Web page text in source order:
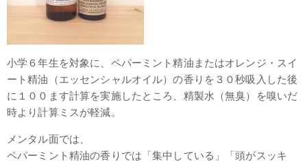
小学６年生を対象に、ペパーミント精油またはオレンジ・スイ
ート精油（エッセンシャルオイル）の香りを３０秒吸入した後
に１００ます計算を実施したところ、精製水（無臭）を嗅いだ
時より計算ミスが軽減。
メンタル面では、
ペパーミント精油の香りでは「集中している」「頭がスッキ